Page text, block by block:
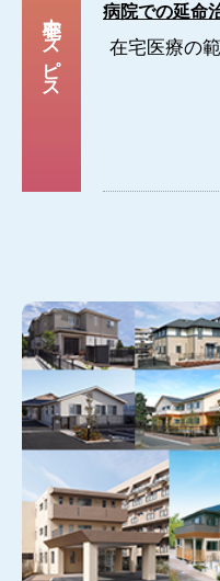
在宅ホスピス 病院での延命
在宅医療の